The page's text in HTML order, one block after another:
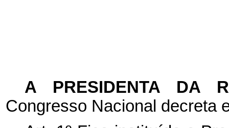
A PRESIDENTA DA
Congresso Nacional decreta